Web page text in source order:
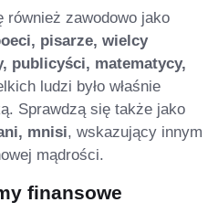
również zawodowo jako
pisarze, wielcy
publicyści, matematycy,
ludzi było właśnie
Sprawdzą się także jako
mnisi, wskazujący innym
mądrości.
finansowe